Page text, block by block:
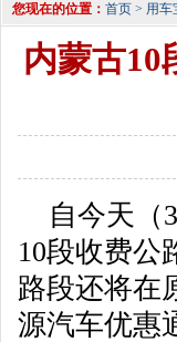
您现在的位置： 首页 > 用车
内蒙古10
自今天（3
10段收费公
路段还将在
源汽车优惠